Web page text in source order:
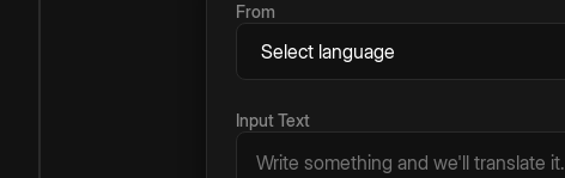
From
Input Text